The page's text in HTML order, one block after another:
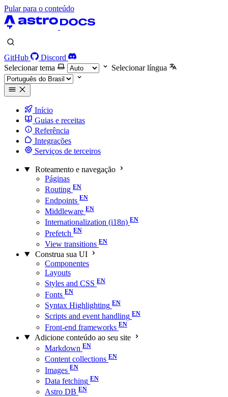
Pular para o conteúdo
GitHub
Discord
Selecionar tema
Selecionar língua
Início
Guias e receitas
Referência
Integrações
Serviços de terceiros
Roteamento e navegação
Páginas
Routing
Endpoints
Middleware
Internationalization (i18n)
Prefetch
View transitions
Construa sua UI
Componentes
Layouts
Styles and CSS
Fonts
Syntax Highlighting
Scripts and event handling
Front-end frameworks
Adicione conteúdo ao seu site
Markdown
Content collections
Images
Data fetching
Astro DB